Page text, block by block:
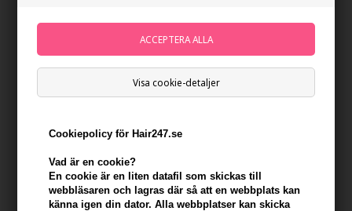
Visa cookie-detaljer
Cookiepolicy för Hair247.se
Vad är en cookie?
En cookie är en liten datafil som skickas till
webbläsaren och lagras där så att en webbplats kan
känna igen din dator. Alla webbplatser kan skicka